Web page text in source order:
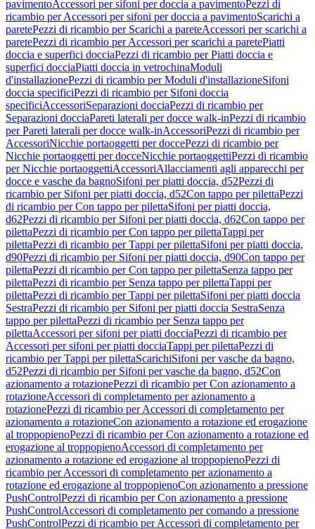
pavimentoAccessori per sifoni per doccia a pavimentoPezzi di
ricambio per Accessori per sifoni per doccia a pavimentoScarichi a
paretePezzi di ricambio per Scarichi a pareteAccessori per scarichi a
paretePezzi di ricambio per Accessori per scarichi a paretePiatti
doccia e superfici docciaPezzi di ricambio per Piatti doccia e
superfici docciaPiatti doccia in vetrochinaModuli
d'installazionePezzi di ricambio per Moduli d'installazioneSifoni
doccia specificiPezzi di ricambio per Sifoni doccia
specificiAccessoriSeparazioni docciaPezzi di ricambio per
Separazioni docciaPareti laterali per docce walk-inPezzi di ricambio
per Pareti laterali per docce walk-inAccessoriPezzi di ricambio per
AccessoriNicchie portaoggetti per doccePezzi di ricambio per
Nicchie portaoggetti per docceNicchie portaoggettiPezzi di ricambio
per Nicchie portaoggettiAccessoriAllacciamenti agli apparecchi per
docce e vasche da bagnoSifoni per piatti doccia, d52Pezzi di
ricambio per Sifoni per piatti doccia, d52Con tappo per pilettaPezzi
di ricambio per Con tappo per pilettaSifoni per piatti doccia,
d62Pezzi di ricambio per Sifoni per piatti doccia, d62Con tappo per
pilettaPezzi di ricambio per Con tappo per pilettaTappi per
pilettaPezzi di ricambio per Tappi per pilettaSifoni per piatti doccia,
d90Pezzi di ricambio per Sifoni per piatti doccia, d90Con tappo per
pilettaPezzi di ricambio per Con tappo per pilettaSenza tappo per
pilettaPezzi di ricambio per Senza tappo per pilettaTappi per
pilettaPezzi di ricambio per Tappi per pilettaSifoni per piatti doccia
SestraPezzi di ricambio per Sifoni per piatti doccia SestraSenza
tappo per pilettaPezzi di ricambio per Senza tappo per
pilettaAccessori per sifoni per piatti docciaPezzi di ricambio per
Accessori per sifoni per piatti docciaTappi per pilettaPezzi di
ricambio per Tappi per pilettaScarichiSifoni per vasche da bagno,
d52Pezzi di ricambio per Sifoni per vasche da bagno, d52Con
azionamento a rotazionePezzi di ricambio per Con azionamento a
rotazioneAccessori di completamento per azionamento a
rotazionePezzi di ricambio per Accessori di completamento per
azionamento a rotazioneCon azionamento a rotazione ed erogazione
al troppopienoPezzi di ricambio per Con azionamento a rotazione ed
erogazione al troppopienoAccessori di completamento per
azionamento a rotazione ed erogazione al troppopienoPezzi di
ricambio per Accessori di completamento per azionamento a
rotazione ed erogazione al troppopienoCon azionamento a pressione
PushControlPezzi di ricambio per Con azionamento a pressione
PushControlAccessori di completamento per comando a pressione
PushControlPezzi di ricambio per Accessori di completamento per